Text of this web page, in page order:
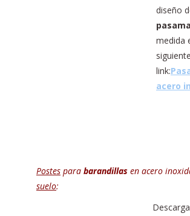
diseño
medida
siguiente
link:
acero
Postes para barandillas en acero
suelo: